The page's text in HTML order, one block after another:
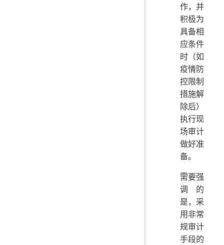
作，并
积极为
具备相
应条件
时（如
疫情防
控限制
措施解
除后）
执行现
场审计
做好准
备。
需要强
调的
是，采
用非常
规审计
手段的